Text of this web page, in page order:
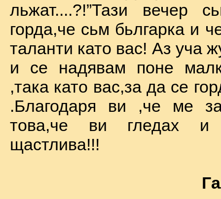
льжат....?!”Тази вечер
горда,че сьм бьлгарка и
таланти като вас! Аз уча
и се надявам поне
,така като вас,за да се
.Благодаря ви ,че ме
това,че ви гледах
щастлива!!!